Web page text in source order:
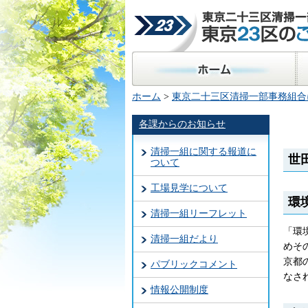
東京二十三区清掃一部
23区のごみ処理
ホーム
ホーム > 東京二十三区清掃一部事務組
各課からのお知らせ
清掃一組に関する報道に
ついて
工場見学について
清掃一組リーフレット
清掃一組だより
パブリックコメント
情報公開制度
世
環
「
めそ
京都
なさ